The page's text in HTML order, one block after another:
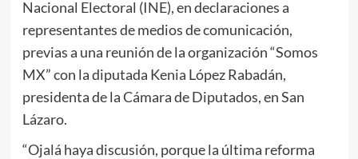
Nacional Electoral (INE), en declaraciones a
representantes de medios de comunicación,
previas a una reunión de la organización “Somos
MX” con la diputada Kenia López Rabadán,
presidenta de la Cámara de Diputados, en San
Lázaro.
“Ojalá haya discusión, porque la última reforma